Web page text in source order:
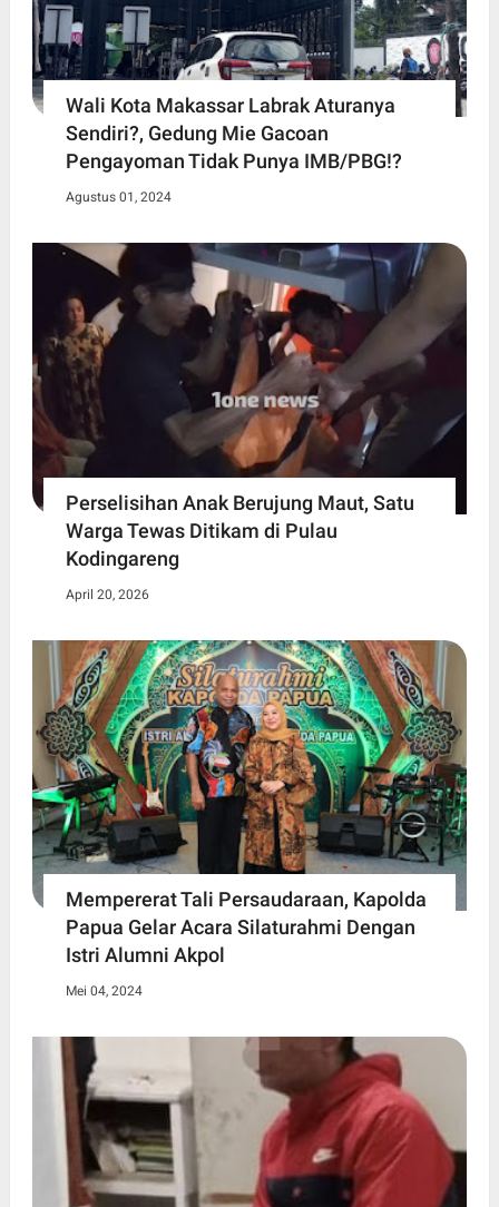
Wali Kota Makassar Labrak Aturanya
Sendiri?, Gedung Mie Gacoan
Pengayoman Tidak Punya IMB/PBG!?
Agustus 01, 2024
Perselisihan Anak Berujung Maut, Satu
Warga Tewas Ditikam di Pulau
Kodingareng
April 20, 2026
Mempererat Tali Persaudaraan, Kapolda
Papua Gelar Acara Silaturahmi Dengan
Istri Alumni Akpol
Mei 04, 2024